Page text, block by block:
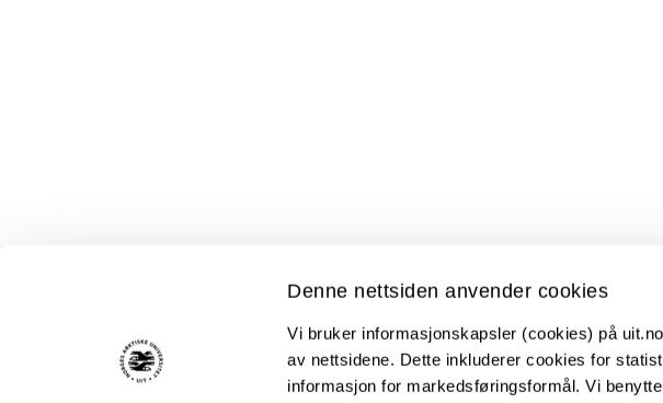
Denne nettsiden anvender cookies
Vi bruker informasjonskapsler (cookies) på
av nettsidene. Dette inkluderer cookies for
informasjon for markedsføringsformål. Vi